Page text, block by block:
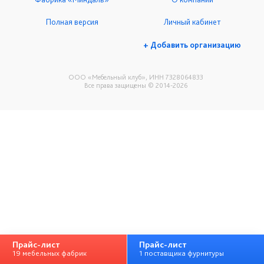
ООО «Мебельный клуб», ИНН 7328064833
Все права защищены © 2014-2026
Полная версия Личный кабинет
+ Добавить организацию
Прайс-лист
19 мебельных фабрик
Прайс-лист
1 поставщика фурнитуры